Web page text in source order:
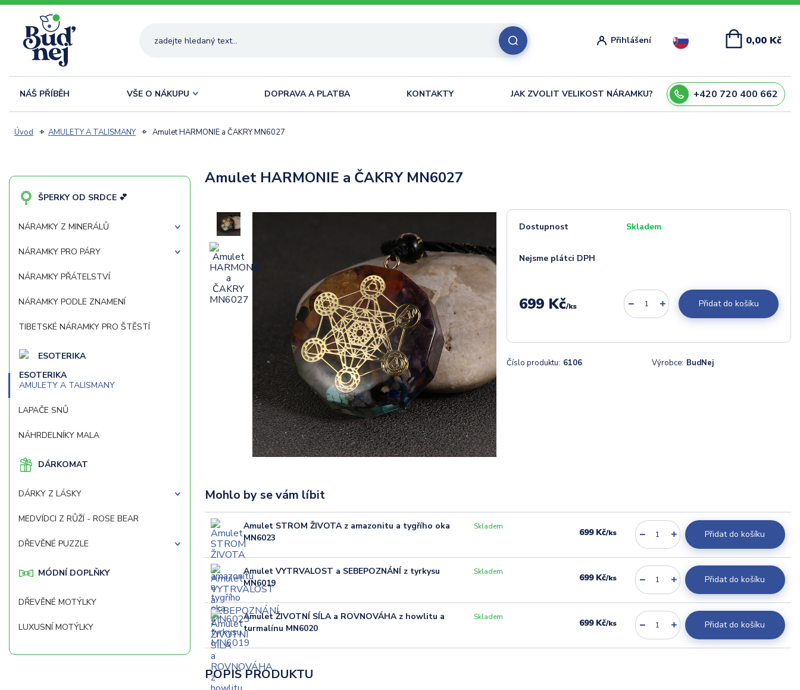
NÁŠ PŘÍBĚH VŠE O NÁKUPU DOPRAVA A PLATBA KONTAKTY JAK ZVOLIT VELIKOST NÁRAMKU?
Přihlášení
+420 720 400 662
0,00 Kč
Úvod AMULETY A TALISMANY Amulet HARMONIE a ČAKRY MN6027
ŠPERKY OD SRDCE 💕
NÁRAMKY Z MINERÁLŮ
NÁRAMKY PRO PÁRY
NÁRAMKY PŘÁTELSTVÍ
NÁRAMKY PODLE ZNAMENÍ
TIBETSKÉ NÁRAMKY PRO ŠTĚSTÍ
ESOTERIKA
AMULETY A TALISMANY
LAPAČE SNŮ
NÁHRDELNÍKY MALA
DÁRKOMAT
DÁRKY Z LÁSKY
MEDVÍDCI Z RŮŽÍ - ROSE BEAR
DŘEVĚNÉ PUZZLE
MÓDNÍ DOPLŇKY
DŘEVĚNÉ MOTÝLKY
LUXUSNÍ MOTÝLKY
Amulet HARMONIE a ČAKRY MN6027
Dostupnost Skladem
Nejsme plátci DPH
699 Kč/ks Přidat do košíku
Číslo produktu: 6106 Výrobce: BudNej
Mohlo by se vám líbit
Amulet STROM ŽIVOTA z amazonitu a tygřího oka
MN6023
699 Kč/ks
Skladem
Přidat do košíku
Amulet VYTRVALOST a SEBEPOZNÁNÍ z tyrkysu
MN6019
699 Kč/ks
Skladem
Přidat do košíku
Amulet ŽIVOTNÍ SÍLA a ROVNOVÁHA z howlitu a
turmalínu MN6020
699 Kč/ks
Skladem
Přidat do košíku
POPIS PRODUKTU